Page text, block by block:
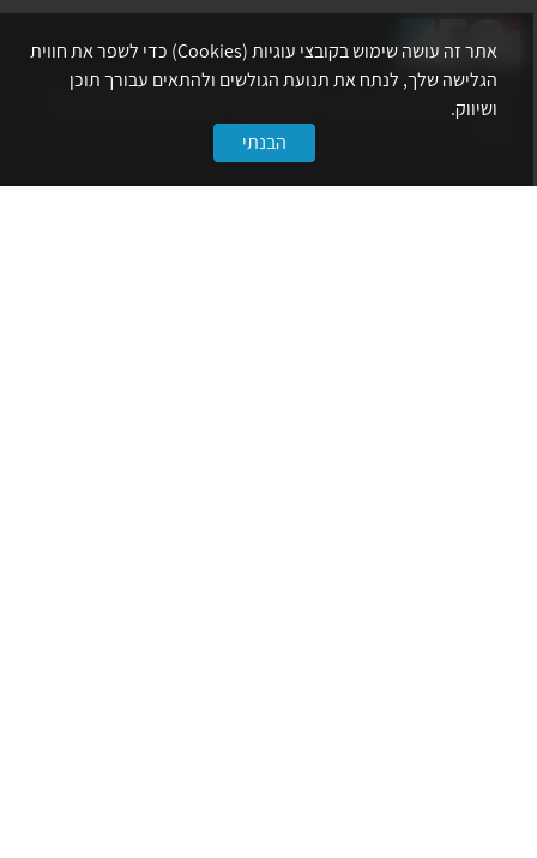
אתר לשכת המהנדסים, האדריכלים והאקדמאים בעלי המקצועות הטכנולוגיים
מרכז את הפעילויות המקצועיות, ההשתלמויות, ההטבות ואירועי הפנאי לאנשי
אתר זה עושה שימוש בקובצי עוגיות (Cookies) כדי לשפר את חווית
הגלישה שלך, לנתח את תנועת הגולשים ולהתאים עבורך תוכן
ושיווק.
הבנתי